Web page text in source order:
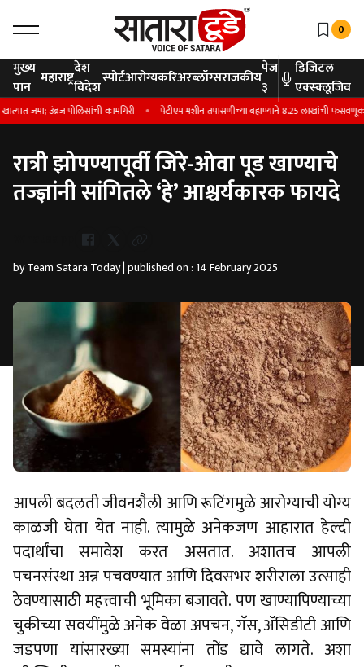
0
मुख्य
पान महाराष्ट्रदेश
विदेशस्पोर्टआरोग्यकरिअरब्लॉग्सराजकीयपेज
३
डिजिटल
एक्स्क्लूजिव
उंब्रज पोलिसांची कामगिरी पेटीएम मशीन तपासणीच्या बहाण्याने 8.25 लाखांची फसवणूक;
रात्री झोपण्यापूर्वी जिरे-ओवा पूड खाण्याचे
तज्ज्ञांनी सांगितले ‘हे’ आश्चर्यकारक फायदे
by Team Satara Today | published on : 14 February 2025
आपली बदलती जीवनशैली आणि रूटिंगमुळे आरोग्याची योग्य
काळजी घेता येत नाही. त्यामुळे अनेकजण आहारात हेल्दी
पदार्थांचा समावेश करत असतात. अशातच आपली
पचनसंस्था अन्न पचवण्यात आणि दिवसभर शरीराला उत्साही
ठेवण्यासाठी महत्त्वाची भूमिका बजावते. पण खाण्यापिण्याच्या
चुकीच्या सवयींमुळे अनेक वेळा अपचन, गॅस, ॲसिडीटी आणि
जडपणा यांसारख्या समस्यांना तोंड द्यावे लागते. अशा